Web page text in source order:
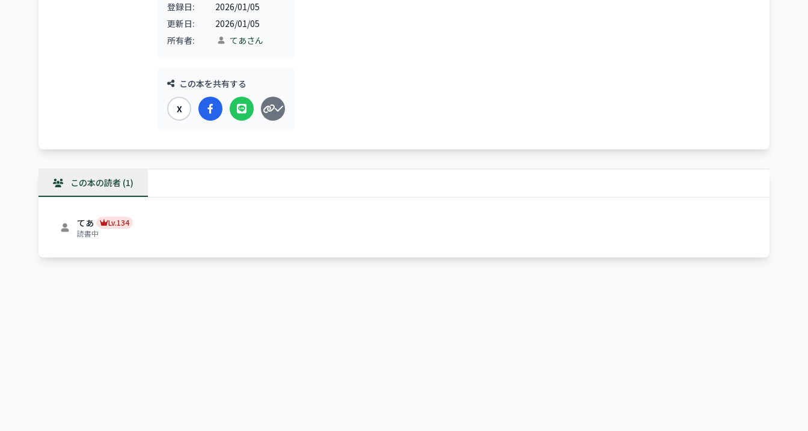
登録日:
2026/01/05
更新日:
2026/01/05
所有者:
てあさん
この本を共有する
X
この本の読者 (1)
てあ
Lv.134
読書中